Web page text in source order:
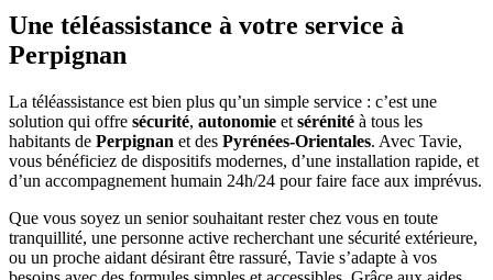
Une téléassistance à votre service à
Perpignan
La téléassistance est bien plus qu’un simple service : c’est une
solution qui offre sécurité, autonomie et sérénité à tous les
habitants de Perpignan et des Pyrénées-Orientales. Avec Tavie,
vous bénéficiez de dispositifs modernes, d’une installation rapide, et
d’un accompagnement humain 24h/24 pour faire face aux imprévus.
Que vous soyez un senior souhaitant rester chez vous en toute
tranquillité, une personne active recherchant une sécurité extérieure,
ou un proche aidant désirant être rassuré, Tavie s’adapte à vos